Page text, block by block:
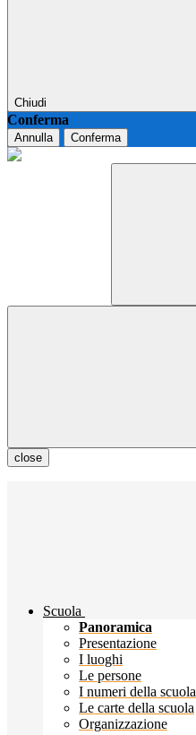
Chiudi
Conferma
Annulla Conferma
close
Scuola
Panoramica
Presentazione
I luoghi
Le persone
I numeri della scuola
Le carte della scuola
Organizzazione